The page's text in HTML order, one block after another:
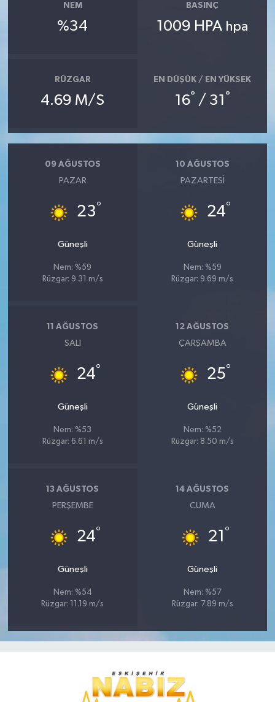
NEM
%34
BASINÇ
1009 HPA hpa
RÜZGAR
4.69 M/S
EN DÜŞÜK / EN YÜKSEK
16° / 31 °
09 AĞUSTOS
PAZAR
23°
Güneşli
Nem: %59
Rüzgar: 9.31 m/s
10 AĞUSTOS
PAZARTESI
24°
Güneşli
Nem: %59
Rüzgar: 9.69 m/s
11 AĞUSTOS
SALI
24°
Güneşli
Nem: %53
Rüzgar: 6.61 m/s
12 AĞUSTOS
ÇARŞAMBA
25°
Güneşli
Nem: %52
Rüzgar: 8.50 m/s
13 AĞUSTOS
PERŞEMBE
24°
Güneşli
Nem: %54
Rüzgar: 11.19 m/s
14 AĞUSTOS
CUMA
21 °
Güneşli
Nem: %57
Rüzgar: 7.89 m/s